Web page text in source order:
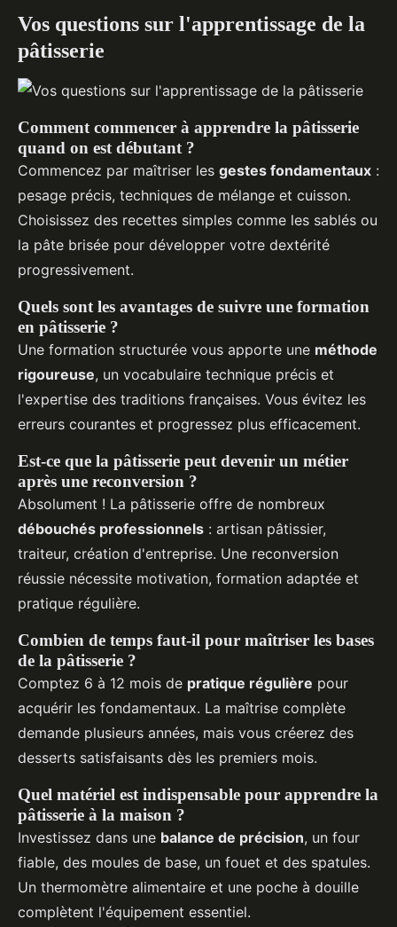
Vos questions sur l'apprentissage de la
pâtisserie
Comment commencer à apprendre la pâtisserie
quand on est débutant ?
Commencez par maîtriser les gestes fondamentaux :
pesage précis, techniques de mélange et cuisson.
Choisissez des recettes simples comme les sablés ou
la pâte brisée pour développer votre dextérité
progressivement.
Quels sont les avantages de suivre une formation
en pâtisserie ?
Une formation structurée vous apporte une méthode
rigoureuse, un vocabulaire technique précis et
l'expertise des traditions françaises. Vous évitez les
erreurs courantes et progressez plus efficacement.
Est-ce que la pâtisserie peut devenir un métier
après une reconversion ?
Absolument ! La pâtisserie offre de nombreux
débouchés professionnels : artisan pâtissier,
traiteur, création d'entreprise. Une reconversion
réussie nécessite motivation, formation adaptée et
pratique régulière.
Combien de temps faut-il pour maîtriser les bases
de la pâtisserie ?
Comptez 6 à 12 mois de pratique régulière pour
acquérir les fondamentaux. La maîtrise complète
demande plusieurs années, mais vous créerez des
desserts satisfaisants dès les premiers mois.
Quel matériel est indispensable pour apprendre la
pâtisserie à la maison ?
Investissez dans une balance de précision, un four
fiable, des moules de base, un fouet et des spatules.
Un thermomètre alimentaire et une poche à douille
complètent l'équipement essentiel.